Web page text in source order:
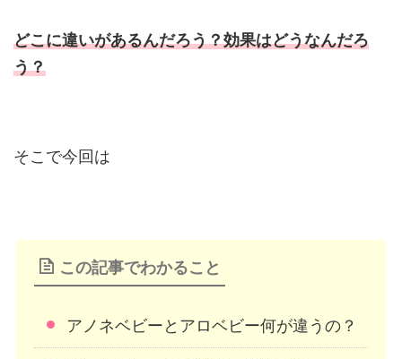
どこに違いがあるんだろう？効果はどうなんだろ
う？
そこで今回は
この記事でわかること
アノネベビーとアロベビー何が違うの？